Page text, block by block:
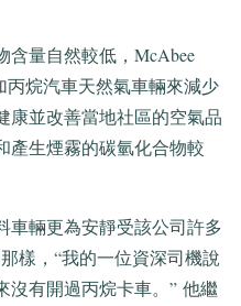
含量自然較低，McAbee
丙烷汽車天然氣車輛來減少
康並改善當地社區的空氣品
產生煙霧的碳氫化合物較
車輛更為安靜受該公司許多
樣，“我的一位資深司機說
沒有開過丙烷卡車。” 他繼